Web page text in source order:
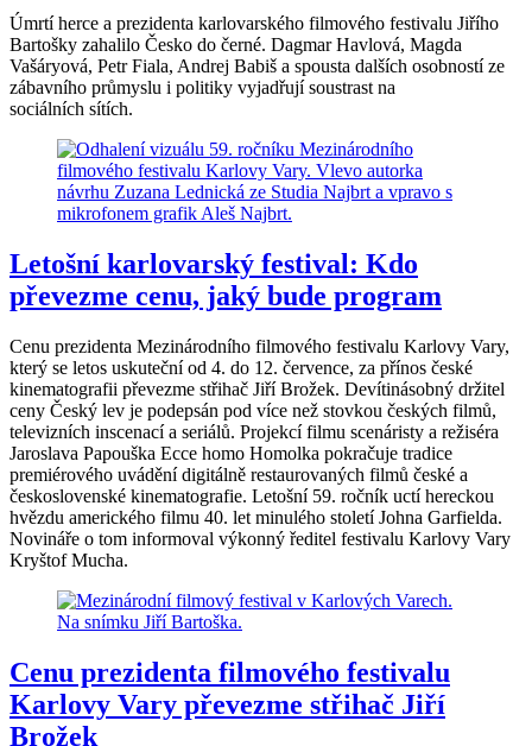
Úmrtí herce a prezidenta karlovarského filmového festivalu Jiřího
Bartošky zahalilo Česko do černé. Dagmar Havlová, Magda
Vašáryová, Petr Fiala, Andrej Babiš a spousta dalších osobností ze
zábavního průmyslu i politiky vyjadřují soustrast na
sociálních sítích.
Letošní karlovarský festival: Kdo
převezme cenu, jaký bude program
Cenu prezidenta Mezinárodního filmového festivalu Karlovy Vary,
který se letos uskuteční od 4. do 12. července, za přínos české
kinematografii převezme střihač Jiří Brožek. Devítinásobný držitel
ceny Český lev je podepsán pod více než stovkou českých filmů,
televizních inscenací a seriálů. Projekcí filmu scenáristy a režiséra
Jaroslava Papouška Ecce homo Homolka pokračuje tradice
premiérového uvádění digitálně restaurovaných filmů české a
československé kinematografie. Letošní 59. ročník uctí hereckou
hvězdu amerického filmu 40. let minulého století Johna Garfielda.
Novináře o tom informoval výkonný ředitel festivalu Karlovy Vary
Kryštof Mucha.
Cenu prezidenta filmového festivalu
Karlovy Vary převezme střihač Jiří
Brožek